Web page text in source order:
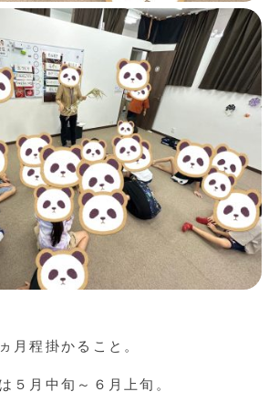
月程掛かること。
５月中旬～６月上旬。